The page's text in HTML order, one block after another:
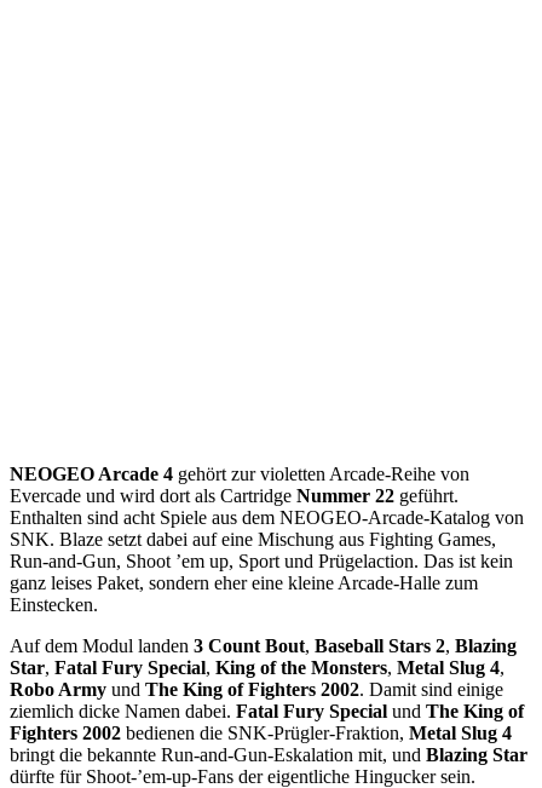
NEOGEO Arcade 4 gehört zur violetten Arcade-Reihe von
Evercade und wird dort als Cartridge Nummer 22 geführt.
Enthalten sind acht Spiele aus dem NEOGEO-Arcade-Katalog von
SNK. Blaze setzt dabei auf eine Mischung aus Fighting Games,
Run-and-Gun, Shoot ’em up, Sport und Prügelaction. Das ist kein
ganz leises Paket, sondern eher eine kleine Arcade-Halle zum
Einstecken.
Auf dem Modul landen 3 Count Bout, Baseball Stars 2, Blazing
Star, Fatal Fury Special, King of the Monsters, Metal Slug 4,
Robo Army und The King of Fighters 2002. Damit sind einige
ziemlich dicke Namen dabei. Fatal Fury Special und The King of
Fighters 2002 bedienen die SNK-Prügler-Fraktion, Metal Slug 4
bringt die bekannte Run-and-Gun-Eskalation mit, und Blazing Star
dürfte für Shoot-’em-up-Fans der eigentliche Hingucker sein.